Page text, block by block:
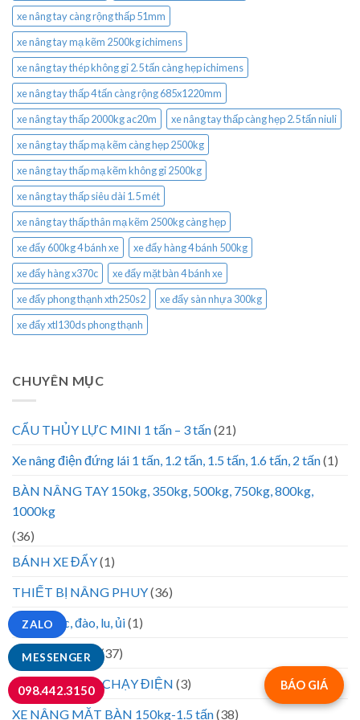
xe nâng tay càng rộng thấp 51mm
xe nâng tay mạ kẽm 2500kg ichimens
xe nâng tay thép không gỉ 2.5 tấn càng hẹp ichimens
xe nâng tay thấp 4 tấn càng rộng 685x1220mm
xe nâng tay thấp 2000kg ac20m
xe nâng tay thấp càng hẹp 2.5 tấn niuli
xe nâng tay thấp mạ kẽm càng hẹp 2500kg
xe nâng tay thấp mạ kẽm không gỉ 2500kg
xe nâng tay thấp siêu dài 1.5 mét
xe nâng tay thấp thân mạ kẽm 2500kg càng hẹp
xe đẩy 600kg 4 bánh xe
xe đẩy hàng 4 bánh 500kg
xe đẩy hàng x370c
xe đẩy mặt bàn 4 bánh xe
xe đẩy phong thạnh xth250s2
xe đẩy sàn nhựa 300kg
xe đẩy xtl130ds phong thạnh
CHUYÊN MỤC
CẨU THỦY LỰC MINI 1 tấn – 3 tấn(21)
Xe nâng điện đứng lái 1 tấn, 1.2 tấn, 1.5 tấn, 1.6 tấn, 2 tấn(1)
BÀN NÂNG TAY 150kg, 350kg, 500kg, 750kg, 800kg,
1000kg
(36)
BÁNH XE ĐẨY(1)
THIẾT BỊ NÂNG PHUY(36)
Lốp xe xúc, đào, lu, ủi(1)
XE ĐẨY HÀNG
(37)
XE NÂNG CAO CHẠY ĐIỆN (3)
XE NÂNG MẶT BÀN 150kg-1.5 tấn(38)
BÁO GIÁ
MESSENGER
ZALO
098.442.3150